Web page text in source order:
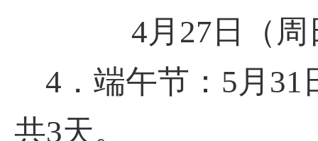
4月27日（周
4．端午节：5月
共3天。